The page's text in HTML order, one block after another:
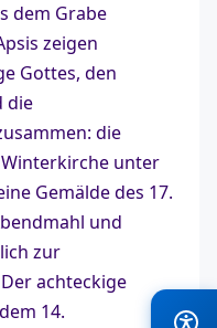
dem Grabe
zeigen
Gottes, den
die
die
unter
Gemälde des 17.
und
zur
achteckige
14.